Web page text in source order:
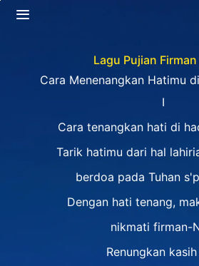
Lagu Pujian
Cara Menenangkan Hatimu
Ⅰ
Cara tenangkan hati di
Tarik hatimu dari hal
berdoa pada Tuhan
Dengan hati tenang,
nikmati firman-
Renungkan